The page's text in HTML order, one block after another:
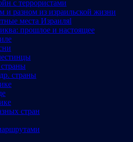
с террористами
и разном из израильской жизни
места Израиляl
прошлое и настоящее
страны
стран